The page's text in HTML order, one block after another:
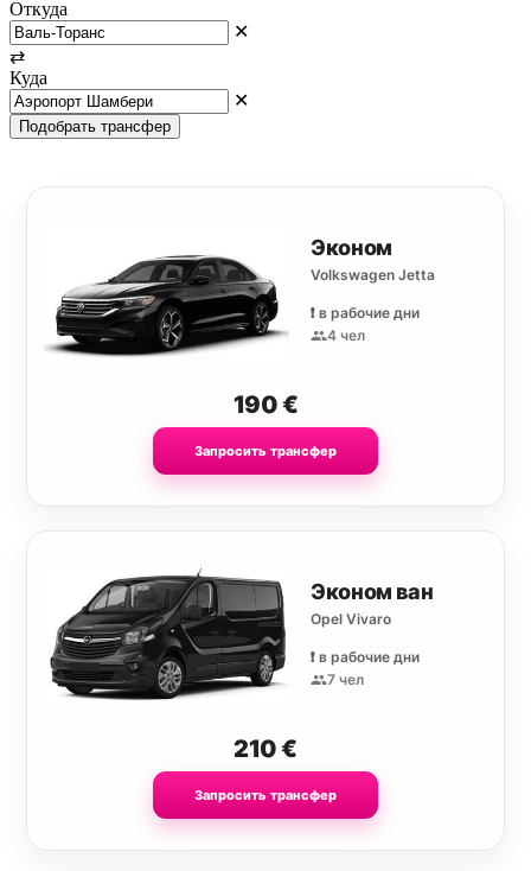
Откуда
✕
⇄
Куда
✕
Подобрать трансфер
Эконом
Volkswagen Jetta
❗️ в рабочие дни
4 чел
190€
Запросить трансфер
Эконом ван
Opel Vivaro
❗️ в рабочие дни
7 чел
210€
Запросить трансфер